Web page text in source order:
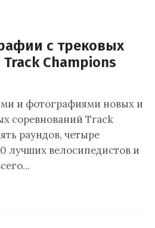
с трековых
Champions
и фотографиями новых и
соревнований Track
раундов, четыре
лучших велосипедистов и